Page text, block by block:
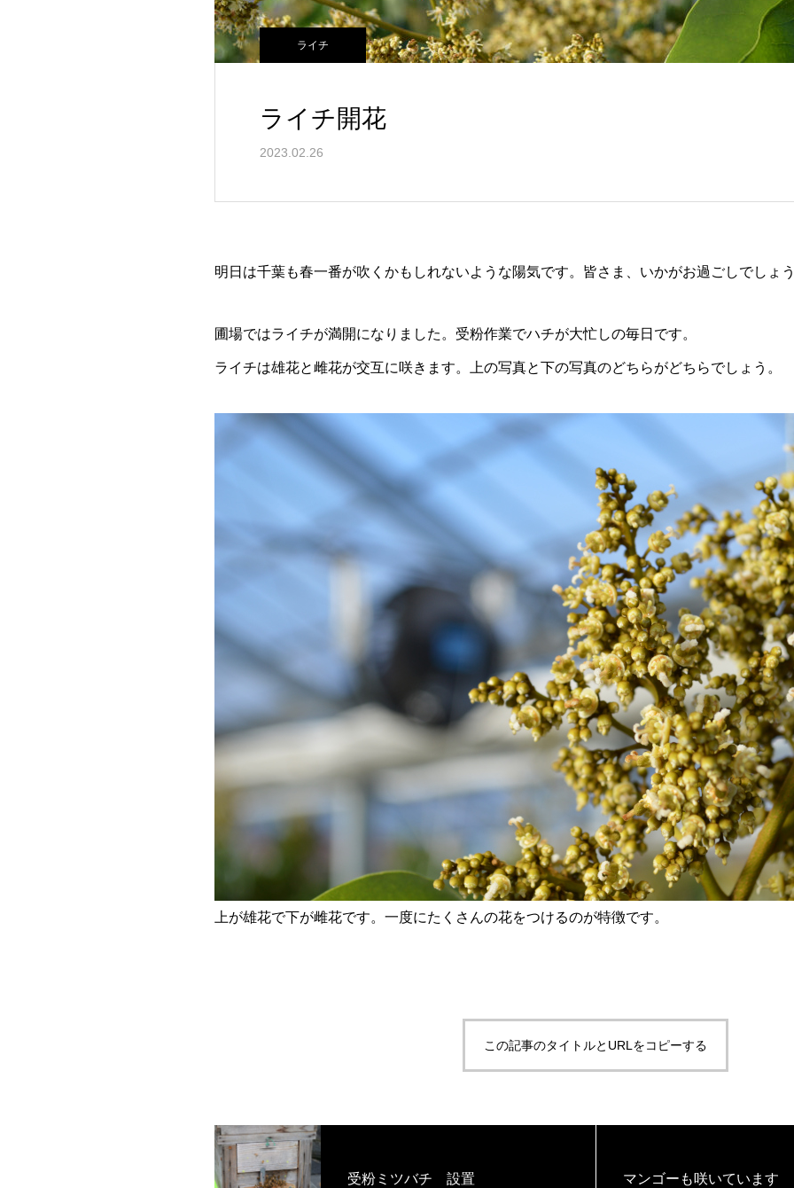
ライチ
ライチ開花
2023.02.26
明日は千葉も春一番が吹くかもしれないような陽気です。皆さま、いかがお過ごしでしょ
圃場ではライチが満開になりました。受粉作業でハチが大忙しの毎日です。
ライチは雄花と雌花が交互に咲きます。上の写真と下の写真のどちらがどちらでしょう。
上が雄花で下が雌花です。一度にたくさんの花をつけるのが特徴です。
この記事のタイトルとURLをコピーする
受粉ミツバチ 設置 マンゴーも咲いています